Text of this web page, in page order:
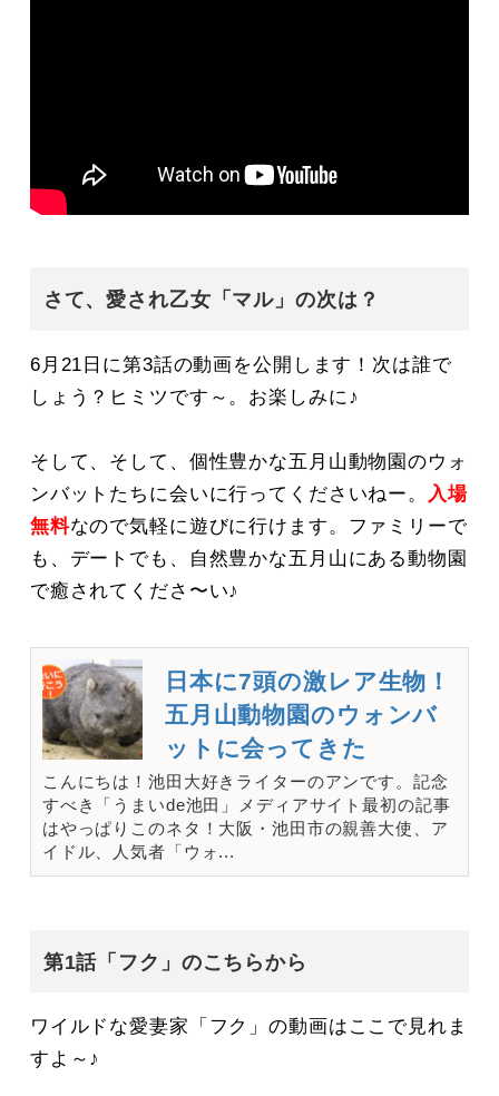
さて、愛され乙女「マル」の次は？
6月21日に第3話の動画を公開します！次は誰で
しょう？ヒミツです～。お楽しみに♪
そして、そして、個性豊かな五月山動物園のウォ
ンバットたちに会いに行ってくださいねー。
入場
無料なので気軽に遊びに行けます。ファミリーで
も、デートでも、自然豊かな五月山にある動物園
で癒されてくださ〜い♪
日本に7頭の激レア生物！
五月山動物園のウォンバ
ットに会ってきた
こんにちは！池田大好きライターのアンです。記念
すべき「うまいde池田」メディアサイト最初の記事
はやっぱりこのネタ！大阪・池田市の親善大使、ア
イドル、人気者「ウォ...
第1話「フク」のこちらから
ワイルドな愛妻家「フク」の動画はここで見れま
すよ～♪